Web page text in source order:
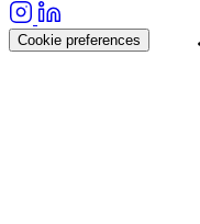
Cookie preferences